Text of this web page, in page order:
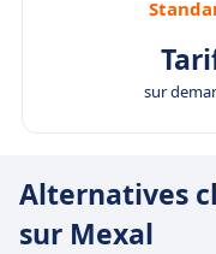
sur
Alternatives
sur Mexal